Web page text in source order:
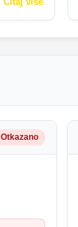
Otkazano